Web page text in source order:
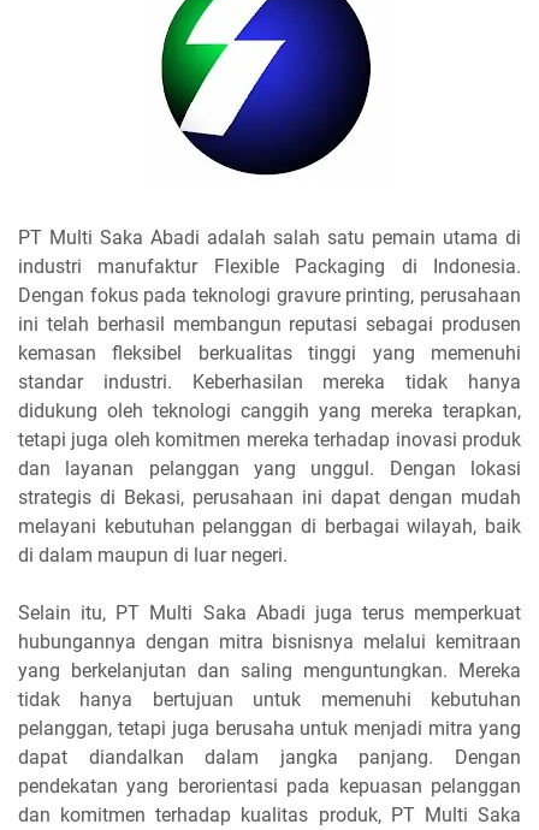
PT Multi Saka Abadi adalah salah satu pemain utama di
industri manufaktur Flexible Packaging di Indonesia.
Dengan fokus pada teknologi gravure printing, perusahaan
ini telah berhasil membangun reputasi sebagai produsen
kemasan fleksibel berkualitas tinggi yang memenuhi
standar industri. Keberhasilan mereka tidak hanya
didukung oleh teknologi canggih yang mereka terapkan,
tetapi juga oleh komitmen mereka terhadap inovasi produk
dan layanan pelanggan yang unggul. Dengan lokasi
strategis di Bekasi, perusahaan ini dapat dengan mudah
melayani kebutuhan pelanggan di berbagai wilayah, baik
di dalam maupun di luar negeri.
Selain itu, PT Multi Saka Abadi juga terus memperkuat
hubungannya dengan mitra bisnisnya melalui kemitraan
yang berkelanjutan dan saling menguntungkan. Mereka
tidak hanya bertujuan untuk memenuhi kebutuhan
pelanggan, tetapi juga berusaha untuk menjadi mitra yang
dapat diandalkan dalam jangka panjang. Dengan
pendekatan yang berorientasi pada kepuasan pelanggan
dan komitmen terhadap kualitas produk, PT Multi Saka